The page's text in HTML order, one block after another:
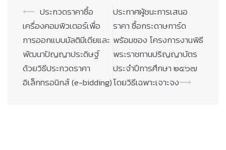
Post
navigation
⟵ ประกวดราคาซื้อ
เครื่องคอมพิวเตอร์เพื่อ
การออกแบบมัลติมีเดียและ
พัฒนาปัญญาประดิษฐ์
ด้วยวิธีประกวดราคา
อิเล็กทรอนิกส์ (e-bidding)
ประกาศผู้ชนะการเสนอ
ราคา ซื้อกระดาษการ์ด
พร้อมซอง โครงการงานพิธี
พระราชทานปริญญาบัตร
ประจำปีการศึกษา ๒๕๖๗
โดยวิธีเฉพาะเจาะจง⟶